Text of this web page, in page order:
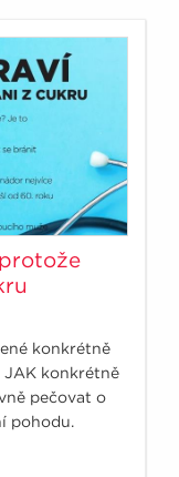
konkrétně
JAK konkrétně
pečovat o
pohodu.